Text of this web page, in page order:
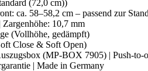
(72,0 cm))
ca. 58–58,2 cm – passend zur
Zargenhöhe: 10,7 mm
(Vollhöhe, gedämpft)
Close & Soft Open)
(MP-BOX 7905) | Push-
| Made in Germany